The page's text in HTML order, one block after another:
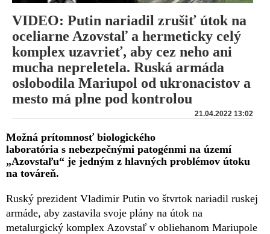
VIDEO: Putin nariadil zrušiť útok na
oceliarne Azovstaľ a hermeticky celý
komplex uzavrieť, aby cez neho ani
mucha nepreletela. Ruská armáda
oslobodila Mariupol od ukronacistov a
mesto má plne pod kontrolou
21.04.2022 13:02
Možná prítomnosť biologického
laboratória s nebezpečnými patogénmi na území
„Azovstaľu“ je jedným z hlavných problémov útoku
na továreň.
Ruský prezident Vladimir Putin vo štvrtok nariadil ruskej
armáde, aby zastavila svoje plány na útok na
metalurgický komplex Azovstaľ v obliehanom Mariupole